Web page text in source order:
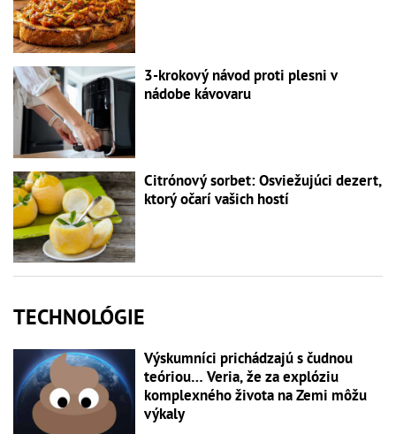
3-krokový návod proti plesni v
nádobe kávovaru
Citrónový sorbet: Osviežujúci dezert,
ktorý očarí vašich hostí
TECHNOLÓGIE
Výskumníci prichádzajú s čudnou
teóriou… Veria, že za explóziu
komplexného života na Zemi môžu
výkaly